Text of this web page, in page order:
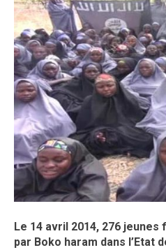
Le 14 avril 2014, 276
par Boko haram dans l’Etat